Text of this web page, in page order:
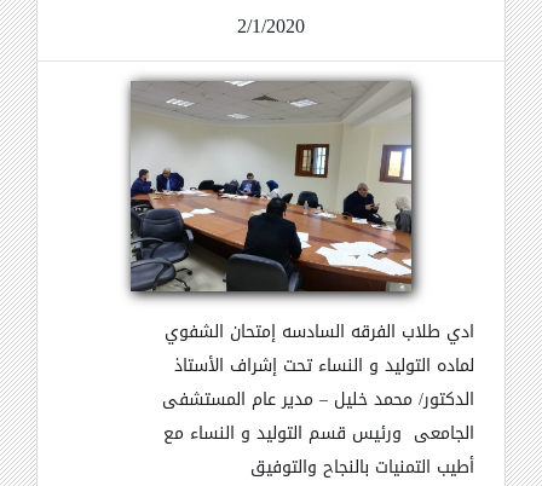
2/1/2020
ادي طلاب الفرقه السادسه إمتحان الشفوي
لماده التوليد و النساء تحت إشراف الأستاذ
الدكتور/ محمد خليل – مدير عام المستشفى
الجامعى ورئيس قسم التوليد و النساء مع
أطيب التمنيات بالنجاح والتوفيق